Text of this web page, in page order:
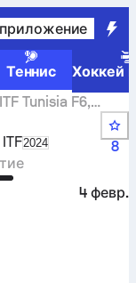
Теннис
Хоккей
тур ITF
ITF Tunisia F6,
и матчи
Select season in
2024
8
4 февр.